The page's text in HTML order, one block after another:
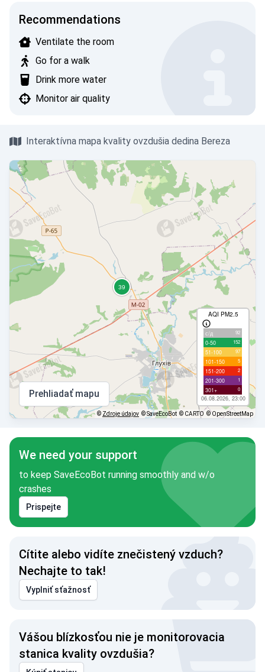
Recommendations
Ventilate the room
Go for a walk
Drink more water
Monitor air quality
Interaktívna mapa kvality ovzdušia dedina Bereza
AQI PM2.5
с/д 92
0-50 152
51-100 97
101-150 5
151-200 2
201-300 1
301+ 0
06.08.2026, 23:00
Prehliadať mapu
© Zdroje údajov © SaveEcoBot © CARTO © OpenStreetMap
We need your support
to keep SaveEcoBot running smoothly and w/o
crashes
Prispejte
Cítite alebo vidíte znečistený vzduch?
Nechajte to tak!
Vyplniť sťažnosť
Vášou blízkosťou nie je monitorovacia
stanica kvality ovzdušia?